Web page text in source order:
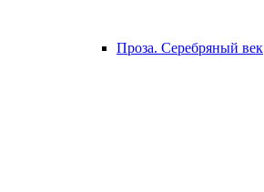
Проза. Серебряный век